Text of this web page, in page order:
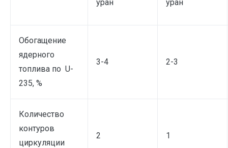
уран
уран
Обогащение
ядерного
топлива по U-
235, %
3-4 2-3
Количество
контуров
циркуляции
2 1